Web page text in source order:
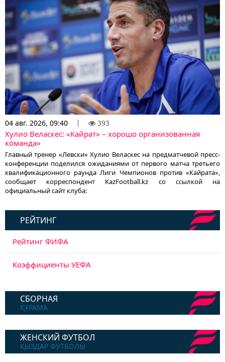
04 авг. 2026, 09:40 393
Хулио Веласкес: «Кайрат» – хорошо организованная
команда»
Главный тренер «Левски» Хулио Веласкес на предматчевой пресс-
конференции поделился ожиданиями от первого матча третьего
квалификационного раунда Лиги Чемпионов против «Кайрата»,
сообщает корреспондент KazFootball.kz со ссылкой на
официальный сайт клуба:
РЕЙТИНГ
Рейтинг ФИФА
Коэффициенты УЕФА
СБОРНАЯ
ҚҰРАМА
ЖЕНСКИЙ ФУТБОЛ
ҚЫЗДАР ФУТБОЛЫ